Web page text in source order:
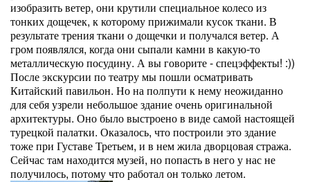
изобразить ветер, они крутили специальное колесо из
тонких дощечек, к которому прижимали кусок ткани. В
результате трения ткани о дощечки и получался ветер. А
гром появлялся, когда они сыпали камни в какую-то
металлическую посудину. А вы говорите - спецэффекты! :))
После экскурсии по театру мы пошли осматривать
Китайский павильон. Но на полпути к нему неожиданно
для себя узрели небольшое здание очень оригинальной
архитектуры. Оно было выстроено в виде самой настоящей
турецкой палатки. Оказалось, что построили это здание
тоже при Густаве Третьем, и в нем жила дворцовая стража.
Сейчас там находится музей, но попасть в него у нас не
получилось, потому что работал он только летом.